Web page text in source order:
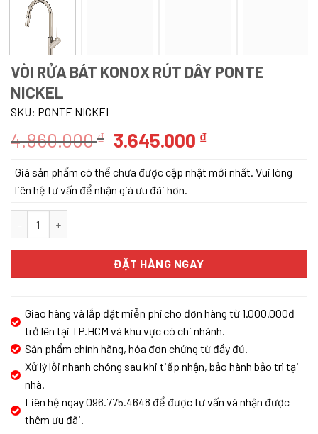
VÒI RỬA BÁT KONOX RÚT DÂY PONTE
NICKEL
SKU: PONTE NICKEL
4.860.000₫ Giá
là:
4.860.000 ₫.
3.645.000 ₫Giá
tại
Giá sản phẩm có thể chưa được cập nhật mới nhất. Vui lòng
liên hệ tư vấn để nhận giá ưu đãi hơn.
ĐẶT HÀNG NGAY
Giao hàng và lắp đặt miễn phí cho đơn hàng từ 1.000.000đ
trở lên tại TP.HCM và khu vực có chi nhánh.
Sản phẩm chính hãng, hóa đơn chứng từ đầy đủ.
Xử lý lỗi nhanh chóng sau khi tiếp nhận, bảo hành bảo trì tại
nhà.
Liên hệ ngay 096.775.4648 để được tư vấn và nhận được
thêm ưu đãi.